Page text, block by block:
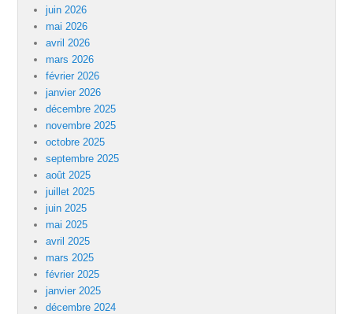
juin 2026
mai 2026
avril 2026
mars 2026
février 2026
janvier 2026
décembre 2025
novembre 2025
octobre 2025
septembre 2025
août 2025
juillet 2025
juin 2025
mai 2025
avril 2025
mars 2025
février 2025
janvier 2025
décembre 2024